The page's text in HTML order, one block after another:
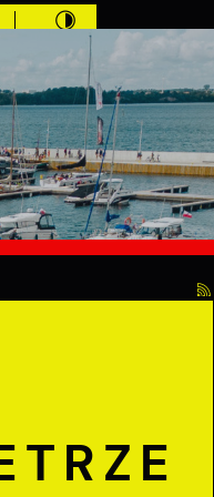
INWESTYCJE
PUCKU”